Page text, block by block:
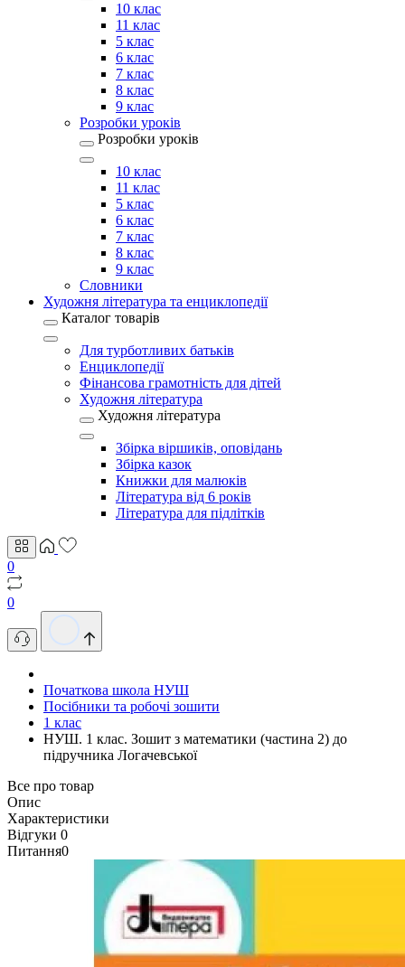
10 клас
11 клас
5 клас
6 клас
7 клас
8 клас
9 клас
Розробки уроків
Розробки уроків
10 клас
11 клас
5 клас
6 клас
7 клас
8 клас
9 клас
Словники
Художня література та енциклопедії
Каталог товарів
Для турботливих батьків
Енциклопедії
Фінансова грамотність для дітей
Художня література
Художня література
Збірка віршиків, оповідань
Збірка казок
Книжки для малюків
Література від 6 років
Література для підлітків
0
0
Початкова школа НУШ
Посібники та робочі зошити
1 клас
НУШ. 1 клас. Зошит з математики (частина 2) до
підручника Логачевської
Все про товар
Опис
Характеристики
Відгуки 0
Питання0